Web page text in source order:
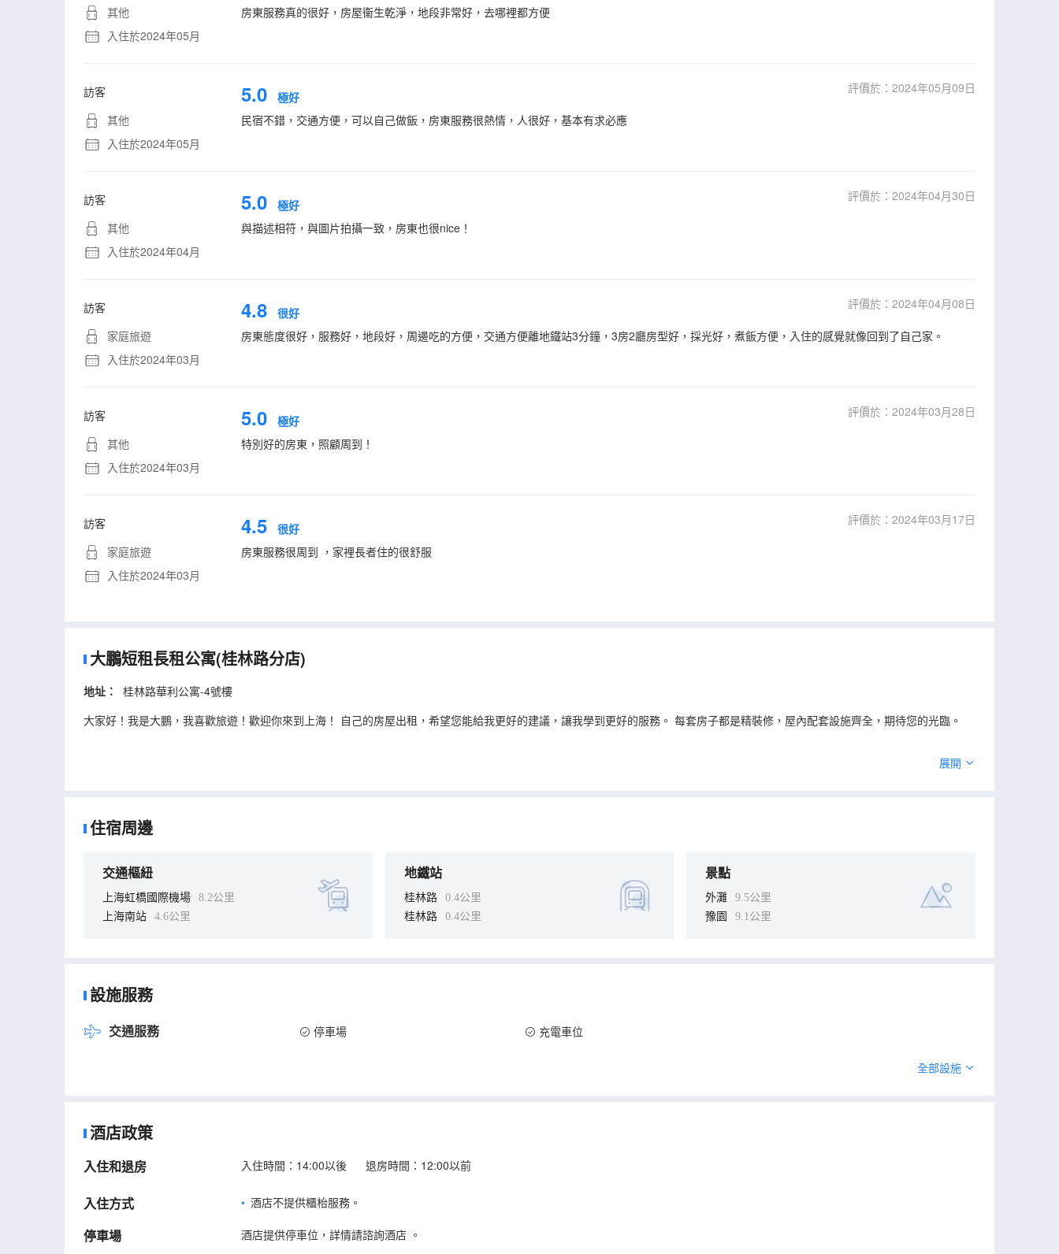
其他
入住於2024年05月
房東服務真的很好，房屋衞生乾淨，地段非常好，去哪裡都方便
訪客
其他
入住於2024年05月
5.0 極好
評價於：2024年05月09日
民宿不錯，交通方便，可以自己做飯，房東服務很熱情，人很好，基本有求必應
訪客
其他
入住於2024年04月
5.0 極好
評價於：2024年04月30日
與描述相符，與圖片拍攝一致，房東也很nice！
訪客
家庭旅遊
入住於2024年03月
4.8 很好
評價於：2024年04月08日
房東態度很好，服務好，地段好，周邊吃的方便，交通方便離地鐵站3分鐘，3房2廳房型好，採光好，煮飯方便，入住的感覺就像回到了自己家。
訪客
其他
入住於2024年03月
5.0 極好
評價於：2024年03月28日
特別好的房東，照顧周到！
訪客
家庭旅遊
入住於2024年03月
4.5 很好
評價於：2024年03月17日
房東服務很周到 ，家裡長者住的很舒服
大鵬短租長租公寓(桂林路分店)
地址：
桂林路華利公寓-4號樓
大家好！我是大鵬，我喜歡旅遊！歡迎你來到上海！ 自己的房屋出租，希望您能給我更好的建議，讓我學到更好的服務。 每套房子都是精裝修，屋內配套設施齊全，期待您的光臨。
展開
住宿周邊
交通樞紐
上海虹橋國際機場
8.2公里
上海南站
4.6公里
地鐵站
桂林路
0.4公里
桂林路
0.4公里
景點
外灘
9.5公里
豫園
9.1公里
設施服務
交通服務 停車場 充電車位
全部設施
酒店政策
入住和退房 入住時間：14:00以後 退房時間：12:00以前
入住方式 酒店不提供櫃枱服務。
停車場 酒店提供停車位，詳情請諮詢酒店 。